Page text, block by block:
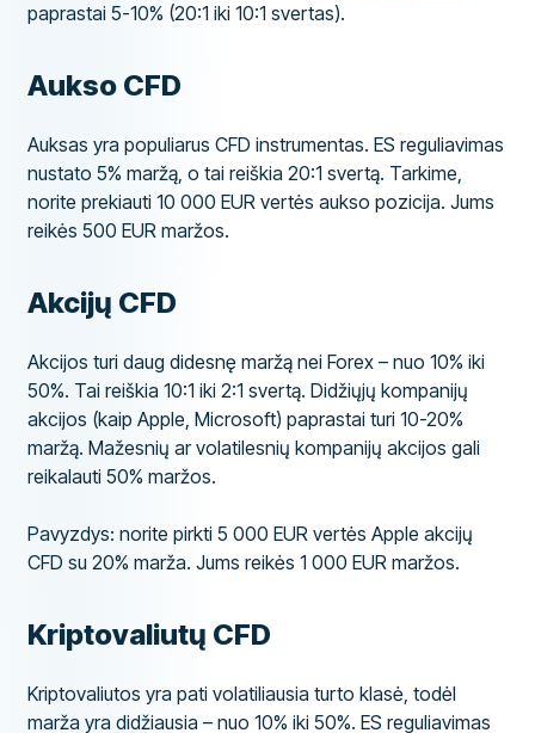
paprastai 5-10% (20:1 iki 10:1 svertas).
Aukso CFD
Auksas yra populiarus CFD instrumentas. ES reguliavimas
nustato 5% maržą, o tai reiškia 20:1 svertą. Tarkime,
norite prekiauti 10 000 EUR vertės aukso pozicija. Jums
reikės 500 EUR maržos.
Akcijų CFD
Akcijos turi daug didesnę maržą nei Forex – nuo 10% iki
50%. Tai reiškia 10:1 iki 2:1 svertą. Didžiųjų kompanijų
akcijos (kaip Apple, Microsoft) paprastai turi 10-20%
maržą. Mažesnių ar volatilesnių kompanijų akcijos gali
reikalauti 50% maržos.
Pavyzdys: norite pirkti 5 000 EUR vertės Apple akcijų
CFD su 20% marža. Jums reikės 1 000 EUR maržos.
Kriptovaliutų CFD
Kriptovaliutos yra pati volatiliausia turto klasė, todėl
marža yra didžiausia – nuo 10% iki 50%. ES reguliavimas